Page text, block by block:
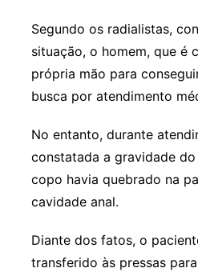
Segundo os radialistas,
situação, o homem, que é
própria mão para
busca por atendimento
No entanto, durante
constatada a gravidade
copo havia quebrado na
cavidade anal.
Diante dos fatos, o
transferido às pressas